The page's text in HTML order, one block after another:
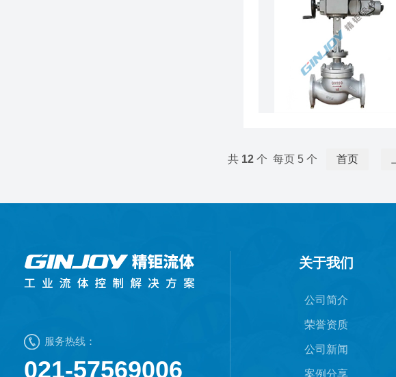
共 12个 每页 5 个 首页
服务热线：
021-57569006
关于我们
公司简介
荣誉资质
公司新闻
案例分享